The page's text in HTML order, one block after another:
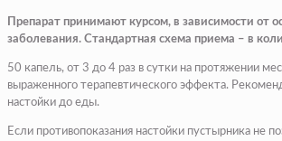
Препарат принимают курсом, в зависимости от
заболевания. Стандартная схема приема – в
50 капель, от 3 до 4 раз в сутки на протяжении
выраженного терапевтического эффекта.
настойки до еды.
Если противопоказания настойки пустырника не